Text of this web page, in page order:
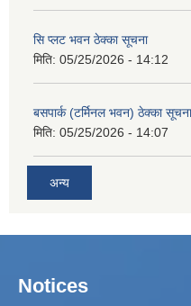
सि प्लट भवन ठेक्का सूचना
मिति: 05/25/2026 - 14:12
बसपार्क (टर्मिनल भवन) ठेक्का सूचना
मिति: 05/25/2026 - 14:07
अन्य
Notices